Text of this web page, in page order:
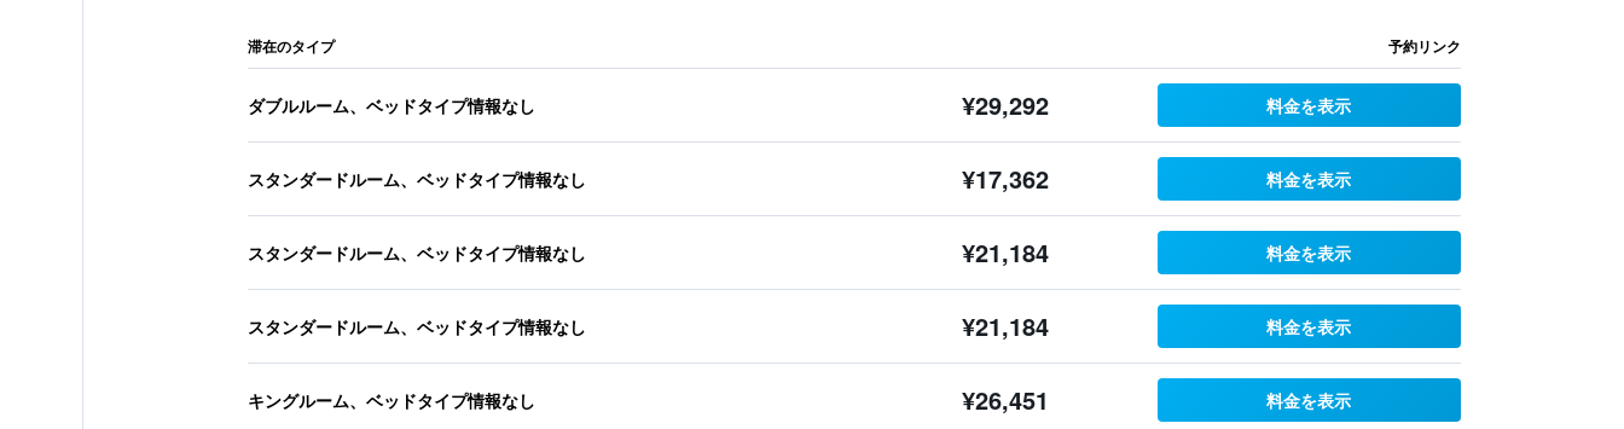
滞在のタイプ 予約リンク
ダブルルーム、ベッドタイプ情報なし ¥29,292 料金を表示
スタンダードルーム、ベッドタイプ情報なし ¥17,362 料金を表示
スタンダードルーム、ベッドタイプ情報なし ¥21,184 料金を表示
スタンダードルーム、ベッドタイプ情報なし ¥21,184 料金を表示
キングルーム、ベッドタイプ情報なし ¥26,451 料金を表示